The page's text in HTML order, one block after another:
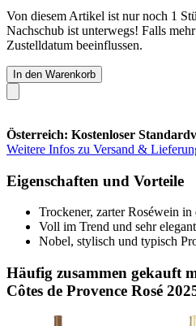
Von diesem Artikel ist nur noch 1
Nachschub ist unterwegs! Falls
Zustelldatum beeinflussen.
In den Warenkorb
Österreich: Kostenloser
Weitere Infos zu Versand &
Eigenschaften und Vorteile
Trockener, zarter Roséwein
Voll im Trend und sehr elegant
Nobel, stylisch und typisch
Häufig zusammen gekauft
Côtes de Provence Rosé